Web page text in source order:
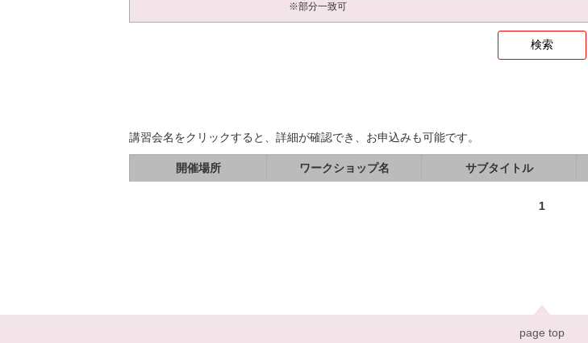
※部分一致可
講習会名をクリックすると、詳細が確認でき、お申込みも可能です。
開催場所 ワークショップ名 サブタイトル
1
page top